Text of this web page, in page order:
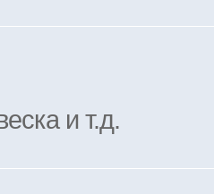
и т.д.